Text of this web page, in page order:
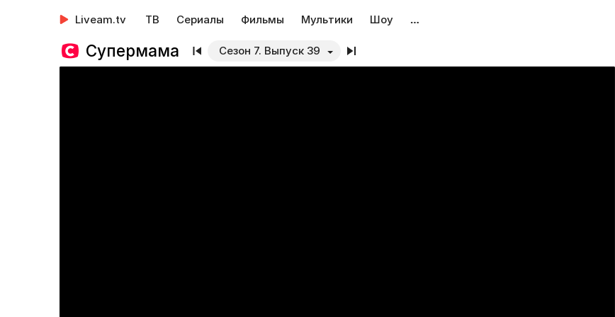
Liveam.tv ТВ Сериалы Фильмы Мультики Шоу …
Супермама Сезон 7. Выпуск 39